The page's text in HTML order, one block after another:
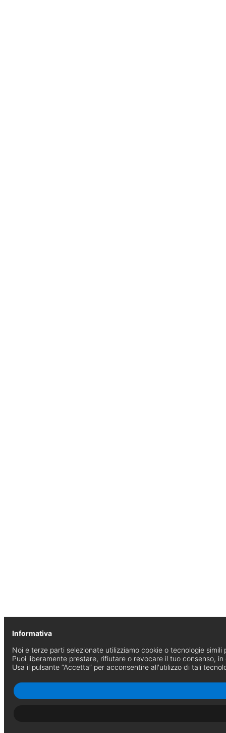
Informativa
Noi e terze parti selezionate utilizziamo cookie o tecnologie
Puoi liberamente prestare, rifiutare o revocare il tuo consenso, in
Usa il pulsante “Accetta” per acconsentire all'utilizzo di tali